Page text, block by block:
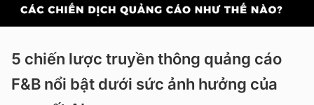
5 chiến lược truyền thông quảng cáo
F&B nổi bật dưới sức ảnh hưởng của